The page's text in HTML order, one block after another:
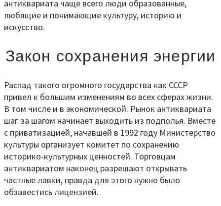
антиквариата чаще всего люди образованные,
любящие и понимающие культуру, историю и
искусство.
Закон сохранения энергии
Распад такого огромного государства как СССР
привел к большим изменениям во всех сферах жизни.
В том числе и в экономической. Рынок антиквариата
шаг за шагом начинает выходить из подполья. Вместе
с приватизацией, начавшей в 1992 году Министерство
культуры организует комитет по сохранению
историко-культурных ценностей. Торговцам
антиквариатом наконец разрешают открывать
частные лавки, правда для этого нужно было
обзавестись лицензией.